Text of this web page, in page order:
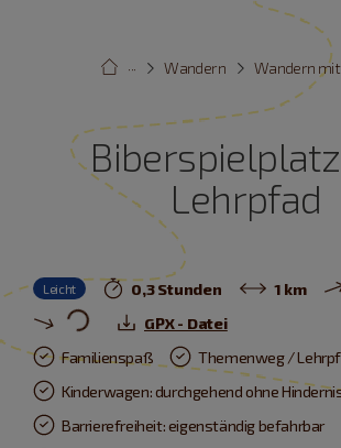
Wandern
Wandern
···
Lehrpfad
Leicht 0,3 Stunden
1 km
GPX - Datei
Familienspaß
Themenweg /
Kinderwagen: durchgehend ohne
Barrierefreiheit: eigenständig befahrbar